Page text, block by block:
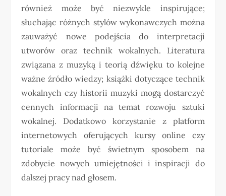
również może być niezwykle inspirujące;
słuchając różnych stylów wykonawczych można
zauważyć nowe podejścia do interpretacji
utworów oraz technik wokalnych. Literatura
związana z muzyką i teorią dźwięku to kolejne
ważne źródło wiedzy; książki dotyczące technik
wokalnych czy historii muzyki mogą dostarczyć
cennych informacji na temat rozwoju sztuki
wokalnej. Dodatkowo korzystanie z platform
internetowych oferujących kursy online czy
tutoriale może być świetnym sposobem na
zdobycie nowych umiejętności i inspiracji do
dalszej pracy nad głosem.